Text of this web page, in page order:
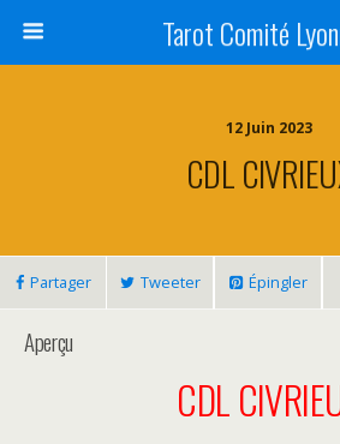
Tarot Comité
12 Juin 2023
CDL
Partager Tweeter Épingler
Aperçu
CDL